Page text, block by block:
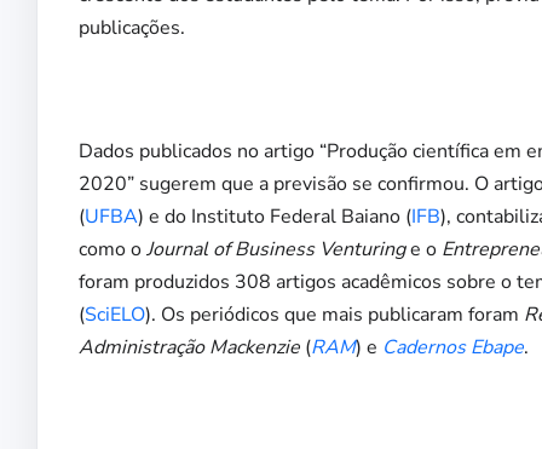
publicações.
Dados publicados no artigo “Produção científica
2020” sugerem que a previsão se confirmou. O
(UFBA) e do Instituto Federal Baiano (IFB),
como oJournal of Business Venturinge o
foram produzidos 308 artigos acadêmicos sobre o
(SciELO). Os periódicos que mais publicaram foram
Administração Mackenzie (RAM) e Cadernos Ebape.